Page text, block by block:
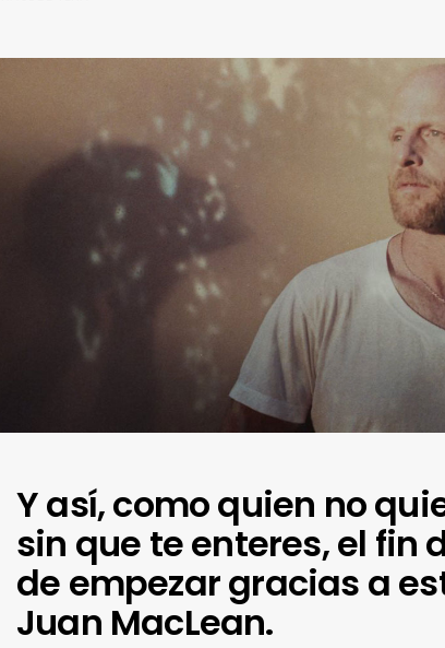
Y así, como quien no
sin que te enteres, el fin
de empezar gracias a
Juan MacLean.